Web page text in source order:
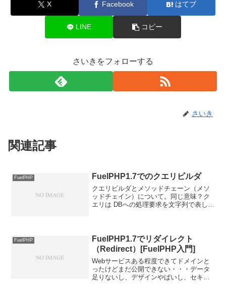
X Facebook はてブ
LINE コピー
さいきをフォローする
さいき
関連記事
FuelPHP FuelPHP1.7でのクエリビルダ
クエリビルダとメソッドチェーン（メソ
ッドチェイン）について。同じ意味？ク
エリは DBへの処理要求を文字列で表した
リビルダとメソッド...
FuelPHP
FuelPHP1.7でリダイレクト
（Redirect）[FuelPHP入門]
Webサービスある程度できてドメインと
ったけどまだ公開できない・・・データ
足りないし、デザインやばいし、セキュ